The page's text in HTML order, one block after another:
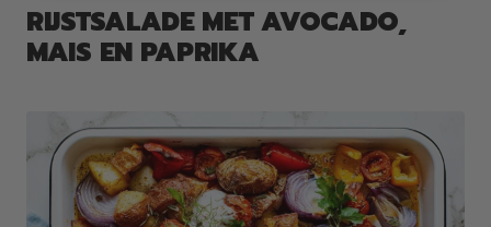
RIJSTSALADE MET AVOCADO,
MAIS EN PAPRIKA